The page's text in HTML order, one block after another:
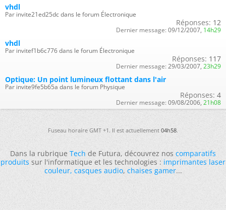
vhdl
Par invite21ed25dc dans le forum Électronique
Réponses: 12
Dernier message: 09/12/2007, 14h29
vhdl
Par invitef1b6c776 dans le forum Électronique
Réponses: 117
Dernier message: 29/03/2007, 23h29
Optique: Un point lumineux flottant dans l'air
Par invite9fe5b65a dans le forum Physique
Réponses: 4
Dernier message: 09/08/2006, 21h08
Fuseau horaire GMT +1. Il est actuellement04h58.
Dans la rubriqueTechde Futura, découvrez noscomparatifs
produitssur l'informatique et les technologies :imprimantes laser
couleur,casques audio,chaises gamer...